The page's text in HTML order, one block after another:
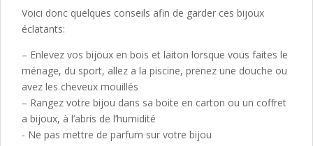
Voici donc quelques conseils afin de garder ces bijoux
éclatants:
– Enlevez vos bijoux en bois et laiton lorsque vous faites le
ménage, du sport, allez a la piscine, prenez une douche ou
avez les cheveux mouillés
– Rangez votre bijou dans sa boite en carton ou un coffret
a bijoux, à l’abris de l’humidité
- Ne pas mettre de parfum sur votre bijou